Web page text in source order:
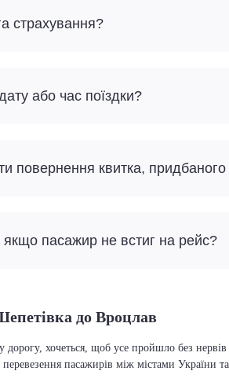
страхування?
або час поїздки?
повернення квитка,
пасажир не встиг на рейс?
до Вроцлав
дорогу, хочеться, щоб усе пройшло без
пасажирів між містами України